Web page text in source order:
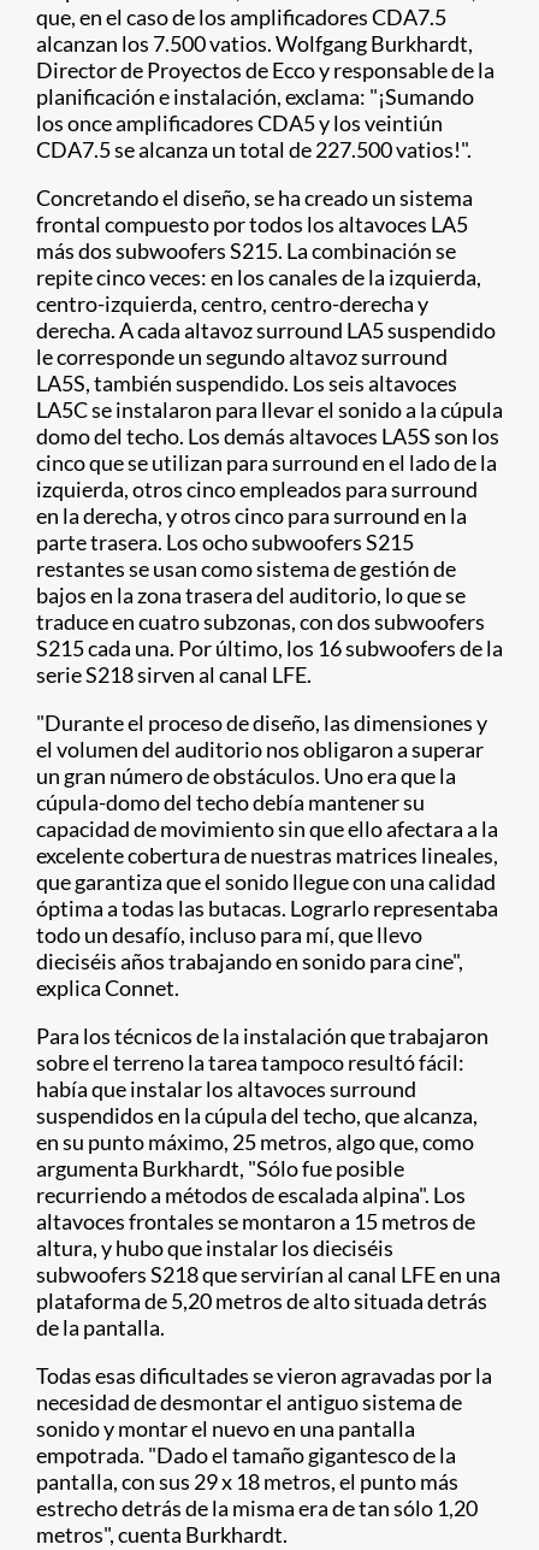
que, en el caso de los amplificadores CDA7.5
alcanzan los 7.500 vatios. Wolfgang Burkhardt,
Director de Proyectos de Ecco y responsable de la
planificación e instalación, exclama: "¡Sumando
los once amplificadores CDA5 y los veintiún
CDA7.5 se alcanza un total de 227.500 vatios!".
Concretando el diseño, se ha creado un sistema
frontal compuesto por todos los altavoces LA5
más dos subwoofers S215. La combinación se
repite cinco veces: en los canales de la izquierda,
centro-izquierda, centro, centro-derecha y
derecha. A cada altavoz surround LA5 suspendido
le corresponde un segundo altavoz surround
LA5S, también suspendido. Los seis altavoces
LA5C se instalaron para llevar el sonido a la cúpula
domo del techo. Los demás altavoces LA5S son los
cinco que se utilizan para surround en el lado de la
izquierda, otros cinco empleados para surround
en la derecha, y otros cinco para surround en la
parte trasera. Los ocho subwoofers S215
restantes se usan como sistema de gestión de
bajos en la zona trasera del auditorio, lo que se
traduce en cuatro subzonas, con dos subwoofers
S215 cada una. Por último, los 16 subwoofers de la
serie S218 sirven al canal LFE.
"Durante el proceso de diseño, las dimensiones y
el volumen del auditorio nos obligaron a superar
un gran número de obstáculos. Uno era que la
cúpula-domo del techo debía mantener su
capacidad de movimiento sin que ello afectara a la
excelente cobertura de nuestras matrices lineales,
que garantiza que el sonido llegue con una calidad
óptima a todas las butacas. Lograrlo representaba
todo un desafío, incluso para mí, que llevo
dieciséis años trabajando en sonido para cine",
explica Connet.
Para los técnicos de la instalación que trabajaron
sobre el terreno la tarea tampoco resultó fácil:
había que instalar los altavoces surround
suspendidos en la cúpula del techo, que alcanza,
en su punto máximo, 25 metros, algo que, como
argumenta Burkhardt, "Sólo fue posible
recurriendo a métodos de escalada alpina". Los
altavoces frontales se montaron a 15 metros de
altura, y hubo que instalar los dieciséis
subwoofers S218 que servirían al canal LFE en una
plataforma de 5,20 metros de alto situada detrás
de la pantalla.
Todas esas dificultades se vieron agravadas por la
necesidad de desmontar el antiguo sistema de
sonido y montar el nuevo en una pantalla
empotrada. "Dado el tamaño gigantesco de la
pantalla, con sus 29 x 18 metros, el punto más
estrecho detrás de la misma era de tan sólo 1,20
metros", cuenta Burkhardt.